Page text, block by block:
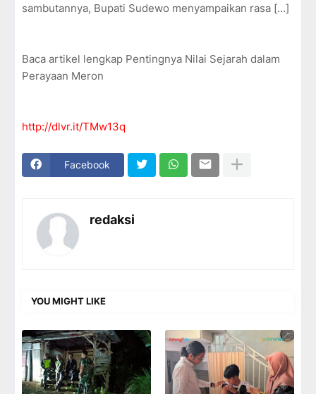
sambutannya, Bupati Sudewo menyampaikan rasa […]
Baca artikel lengkap Pentingnya Nilai Sejarah dalam
Perayaan Meron
http://dlvr.it/TMw13q
Facebook
redaksi
YOU MIGHT LIKE